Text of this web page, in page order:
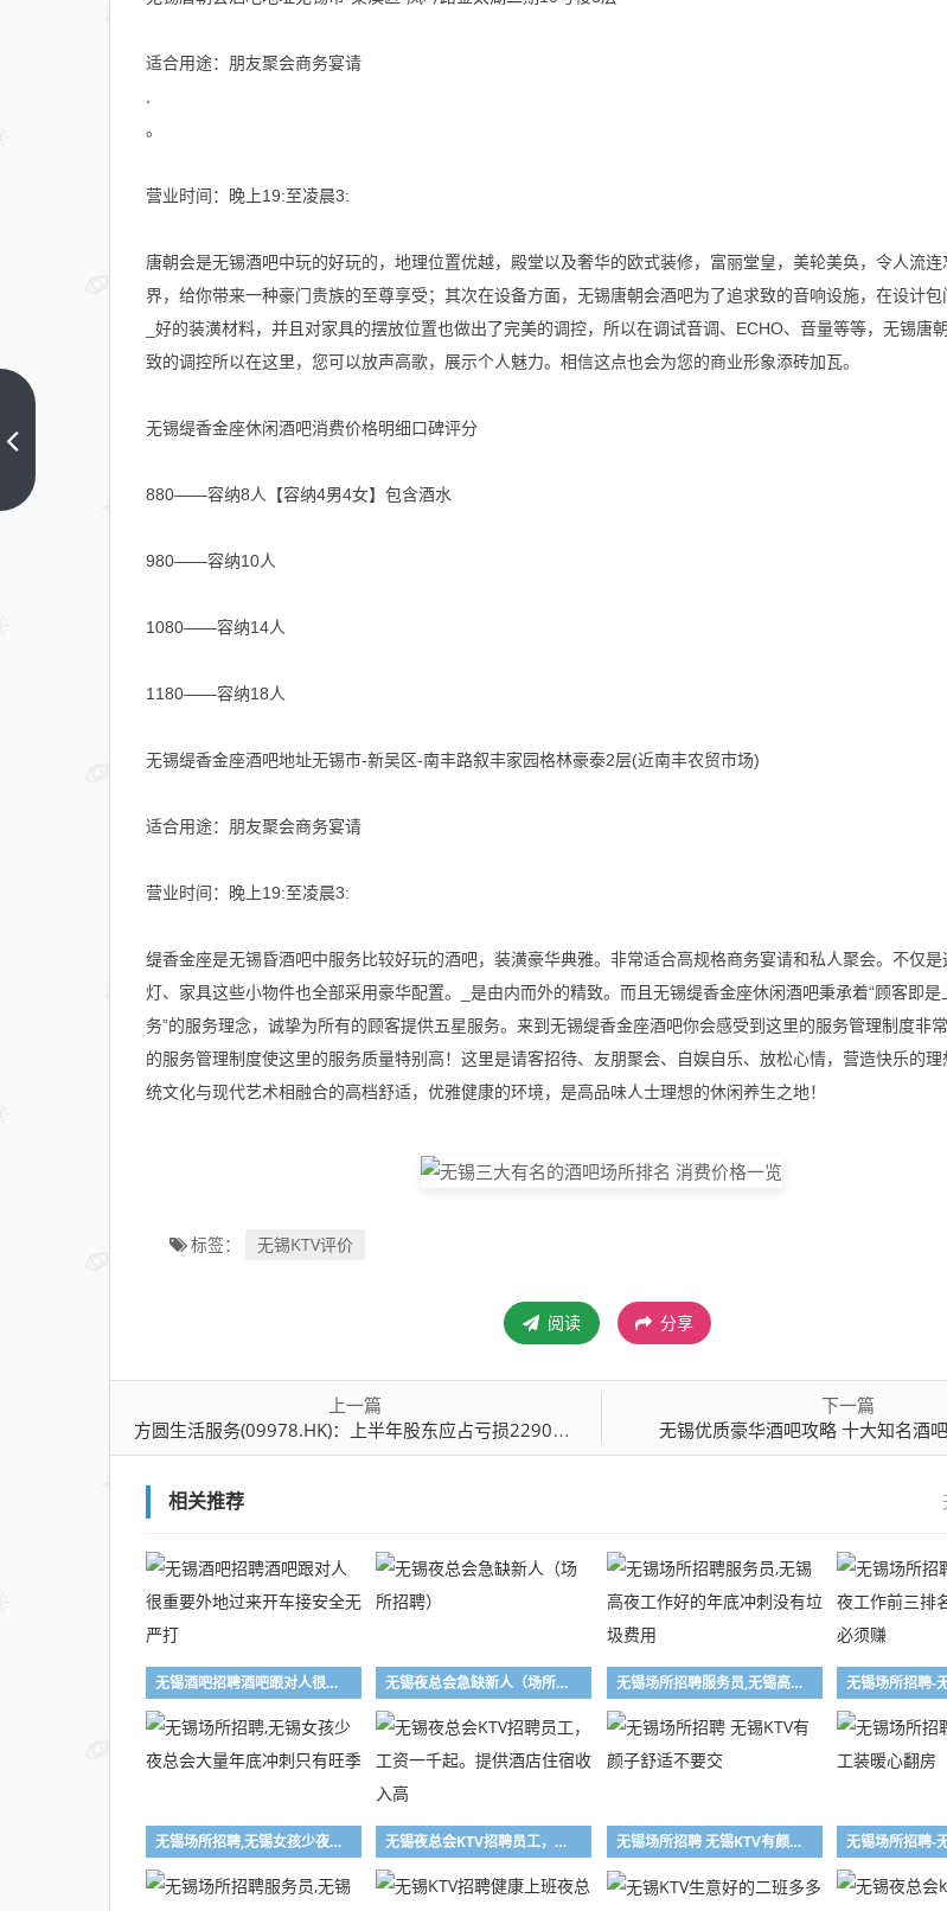
适合用途：朋友聚会商务宴请
。
营业时间：晚上19:至凌晨3:
唐朝会是无锡酒吧中玩的好玩的，地理位置优越，殿堂以及奢华的欧式装修，富丽堂皇，美轮美奂，令人流连
界，给你带来一种豪门贵族的至尊享受；其次在设备方面，无锡唐朝会酒吧为了追求致的音响设施，在设计包
_好的装潢材料，并且对家具的摆放位置也做出了完美的调控，所以在调试音调、ECHO、音量等等，无锡唐
致的调控所以在这里，您可以放声高歌，展示个人魅力。相信这点也会为您的商业形象添砖加瓦。
无锡缇香金座休闲酒吧消费价格明细口碑评分
880——容纳8人【容纳4男4女】包含酒水
980——容纳10人
1080——容纳14人
1180——容纳18人
无锡缇香金座酒吧地址无锡市-新吴区-南丰路叙丰家园格林豪泰2层(近南丰农贸市场)
适合用途：朋友聚会商务宴请
营业时间：晚上19:至凌晨3:
缇香金座是无锡昏酒吧中服务比较好玩的酒吧，装潢豪华典雅。非常适合高规格商务宴请和私人聚会。不仅是
灯、家具这些小物件也全部采用豪华配置。_是由内而外的精致。而且无锡缇香金座休闲酒吧秉承着“顾客即是
务”的服务理念，诚挚为所有的顾客提供五星服务。来到无锡缇香金座酒吧你会感受到这里的服务管理制度非
的服务管理制度使这里的服务质量特别高！这里是请客招待、友朋聚会、自娱自乐、放松心情，营造快乐的
统文化与现代艺术相融合的高档舒适，优雅健康的环境，是高品味人士理想的休闲养生之地！
标签： 无锡KTV评价
阅读 分享
上一篇
方圆生活服务(09978.HK)：上半年股东应占亏损2290万元
下一篇
无锡优质豪华酒吧攻略 十大知名酒
(09978.HK)：
占亏损2290
相关推荐
无锡酒吧招聘酒吧跟对人很重要外地过来开车接安全无严打 无锡夜总会急缺新人（场所招聘） 无锡场所招聘服务员,无锡高夜工作好的年底冲刺没有垃圾费用
无锡场所招聘,无锡女孩少夜总会大量年底冲刺只有旺季 无锡夜总会KTV招聘员工，工资一千起。提供酒店住宿收入高 无锡场所招聘 无锡KTV有颜子舒适不要交